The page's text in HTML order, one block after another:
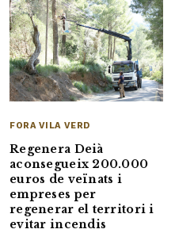
FORA VILA VERD
Regenera Deià
aconsegueix 200.000
euros de veïnats i
empreses per
regenerar el territori i
evitar incendis